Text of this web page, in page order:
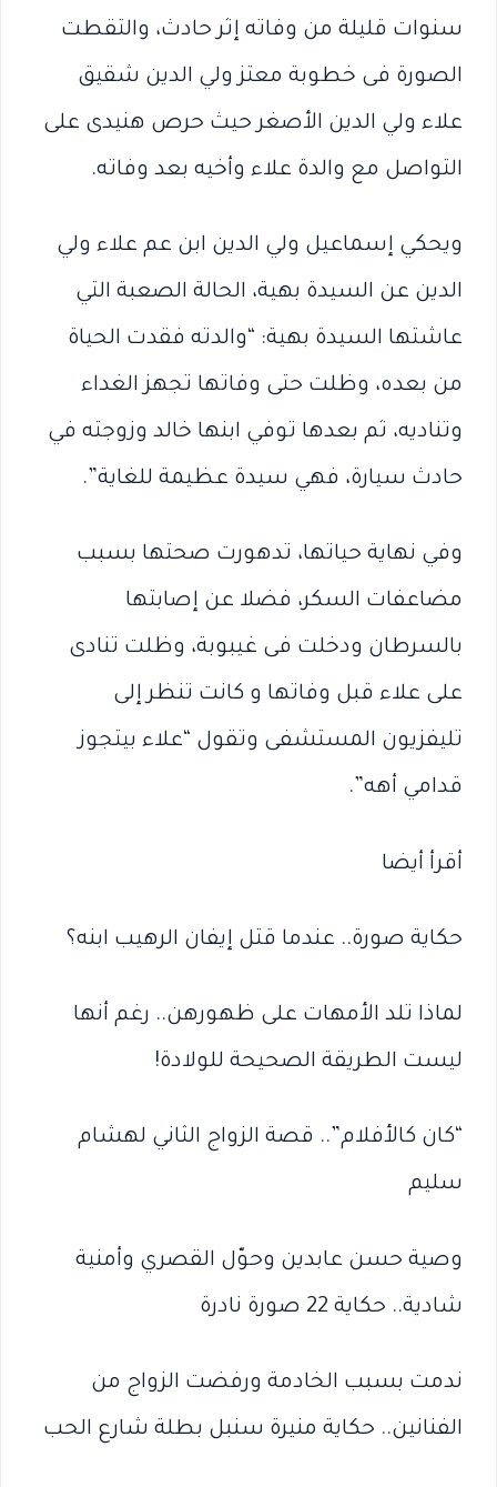
سنوات قليلة من وفاته إثر حادث، والتقطت
الصورة فى خطوبة معتز ولي الدين شقيق
علاء ولي الدين الأصغر حيث حرص هنيدى على
التواصل مع والدة علاء وأخيه بعد وفاته.
ويحكي إسماعيل ولي الدين ابن عم علاء ولي
الدين عن السيدة بهية، الحالة الصعبة التي
عاشتها السيدة بهية: “والدته فقدت الحياة
من بعده، وظلت حتى وفاتها تجهز الغداء
وتناديه، ثم بعدها توفي ابنها خالد وزوجته في
حادث سيارة، فهي سيدة عظيمة للغاية”.
وفي نهاية حياتها، تدهورت صحتها بسبب
مضاعفات السكر، فضلا عن إصابتها
بالسرطان ودخلت فى غيبوبة، وظلت تنادى
على علاء قبل وفاتها و كانت تنظر إلى
تليفزيون المستشفى وتقول “علاء بيتجوز
قدامي أهه”.
أقرأ أيضا
حكاية صورة.. عندما قتل إيفان الرهيب ابنه؟
لماذا تلد الأمهات على ظهورهن.. رغم أنها
ليست الطريقة الصحيحة للولادة!
“كان كالأفلام”.. قصة الزواج الثاني لهشام
سليم
وصية حسن عابدين وحوّل القصري وأمنية
شادية.. حكاية 22 صورة نادرة
ندمت بسبب الخادمة ورفضت الزواج من
الفنانين.. حكاية منيرة سنبل بطلة شارع الحب